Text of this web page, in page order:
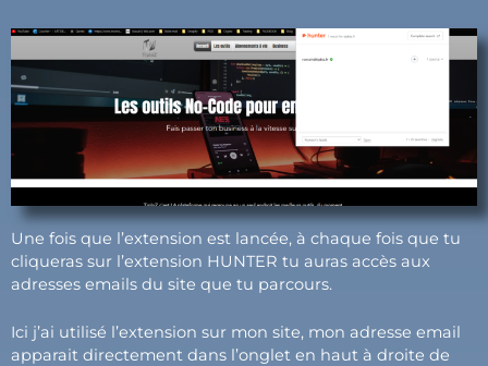
Une fois que l’extension est lancée, à chaque fois que tu
cliqueras sur l’extension HUNTER tu auras accès aux
adresses emails du site que tu parcours.
Ici j’ai utilisé l’extension sur mon site, mon adresse email
apparait directement dans l’onglet en haut à droite de